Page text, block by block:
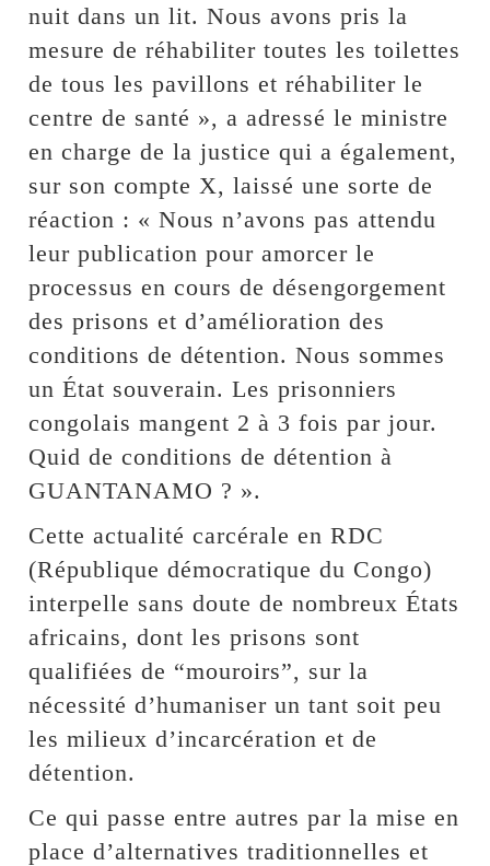
nuit dans un lit. Nous avons pris la
mesure de réhabiliter toutes les toilettes
de tous les pavillons et réhabiliter le
centre de santé », a adressé le ministre
en charge de la justice qui a également,
sur son compte X, laissé une sorte de
réaction : « Nous n’avons pas attendu
leur publication pour amorcer le
processus en cours de désengorgement
des prisons et d’amélioration des
conditions de détention. Nous sommes
un État souverain. Les prisonniers
congolais mangent 2 à 3 fois par jour.
Quid de conditions de détention à
GUANTANAMO ? ».
Cette actualité carcérale en RDC
(République démocratique du Congo)
interpelle sans doute de nombreux États
africains, dont les prisons sont
qualifiées de “mouroirs”, sur la
nécessité d’humaniser un tant soit peu
les milieux d’incarcération et de
détention.
Ce qui passe entre autres par la mise en
place d’alternatives traditionnelles et